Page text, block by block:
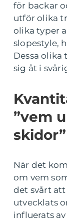
för backar
utför olika
olika typer
slopestyle,
Dessa
sig åt i
”vem
skidor”
När det
om vem
det svårt
utvecklats
influerats